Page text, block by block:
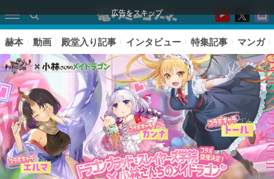
広告をスキップ
赫本 動画 殿堂入り記事 インタビュー 特集記事 マンガ